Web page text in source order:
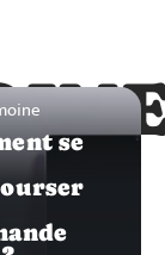
se